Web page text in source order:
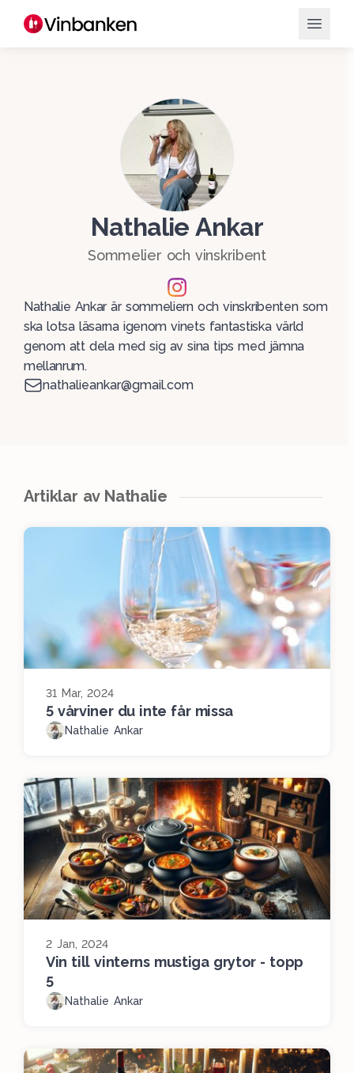
Nathalie Ankar
Sommelier och vinskribent
Nathalie Ankar är sommeliern och vinskribenten som
ska lotsa läsarna igenom vinets fantastiska värld
genom att dela med sig av sina tips med jämna
mellanrum.
nathalieankar@gmail.com
Artiklar av Nathalie
31 Mar, 2024
5 vårviner du inte får missa
Nathalie Ankar
2 Jan, 2024
Vin till vinterns mustiga grytor - topp
5
Nathalie Ankar